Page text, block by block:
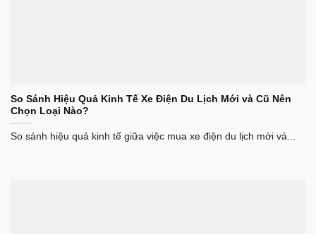
So Sánh Hiệu Quả Kinh Tế Xe Điện Du Lịch Mới và Cũ Nên
Chọn Loại Nào?
So sánh hiệu quả kinh tế giữa việc mua xe điện du lịch mới và...